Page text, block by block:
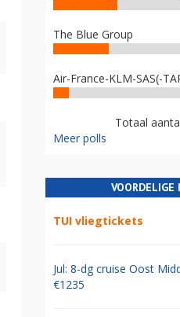
The Blue Group
Air-France-KLM-SAS(-
Totaal
Meer polls
VOORDELIGE
TUI vliegtickets
Jul: 8-dg cruise Oost
€1235